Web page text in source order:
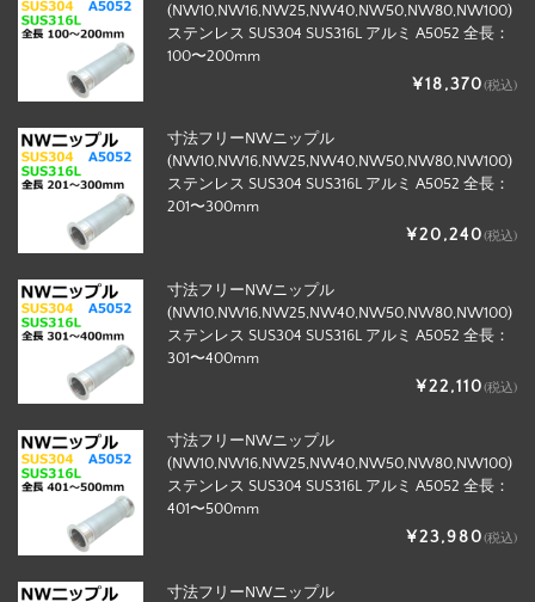
(NW10,NW16,NW25,NW40,NW50,NW80,NW100)
ステンレス SUS304 SUS316L アルミ A5052 全長：
100〜200mm
¥18,370(税込)
寸法フリーNWニップル
(NW10,NW16,NW25,NW40,NW50,NW80,NW100)
ステンレス SUS304 SUS316L アルミ A5052 全長：
201〜300mm
¥20,240(税込)
寸法フリーNWニップル
(NW10,NW16,NW25,NW40,NW50,NW80,NW100)
ステンレス SUS304 SUS316L アルミ A5052 全長：
301〜400mm
¥22,110(税込)
寸法フリーNWニップル
(NW10,NW16,NW25,NW40,NW50,NW80,NW100)
ステンレス SUS304 SUS316L アルミ A5052 全長：
401〜500mm
¥23,980(税込)
寸法フリーNWニップル